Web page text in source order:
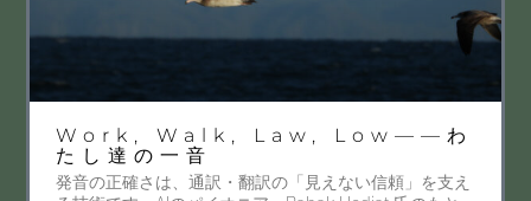
Work, Walk, Law, Low——わ
たし達の一音
発音の正確さは、通訳・翻訳の「見えない信頼」を支え